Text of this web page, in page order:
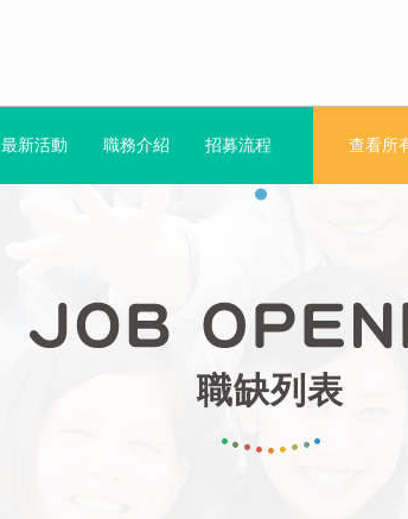
最新活動 職務介紹 招募流程 查看所
職缺列表